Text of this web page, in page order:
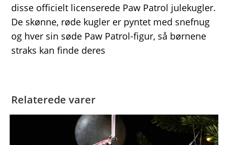
disse officielt licenserede Paw Patrol julekugler.
De skønne, røde kugler er pyntet med snefnug
og hver sin søde Paw Patrol-figur, så børnene
straks kan finde deres
Relaterede varer